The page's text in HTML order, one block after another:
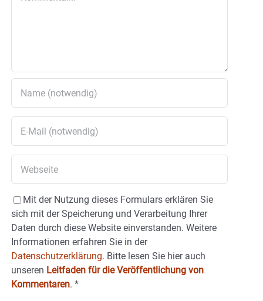
Mit der Nutzung dieses Formulars erklären Sie
sich mit der Speicherung und Verarbeitung Ihrer
Daten durch diese Website einverstanden. Weitere
Informationen erfahren Sie in der
Datenschutzerklärung. Bitte lesen Sie hier auch
unseren Leitfaden für die Veröffentlichung von
Kommentaren. *